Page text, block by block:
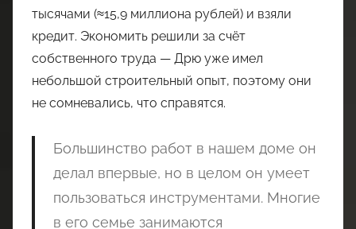
тысячами (≈15,9 миллиона рублей) и взяли
кредит. Экономить решили за счёт
собственного труда — Дрю уже имел
небольшой строительный опыт, поэтому они
не сомневались, что справятся.
Большинство работ в нашем доме он
делал впервые, но в целом он умеет
пользоваться инструментами. Многие
в его семье занимаются